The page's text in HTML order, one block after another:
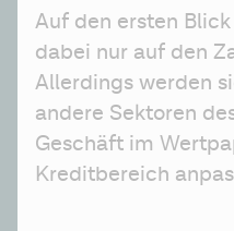
Auf den ersten
dabei nur auf den
Allerdings werden
andere Sektoren
Geschäft im
Kreditbereich